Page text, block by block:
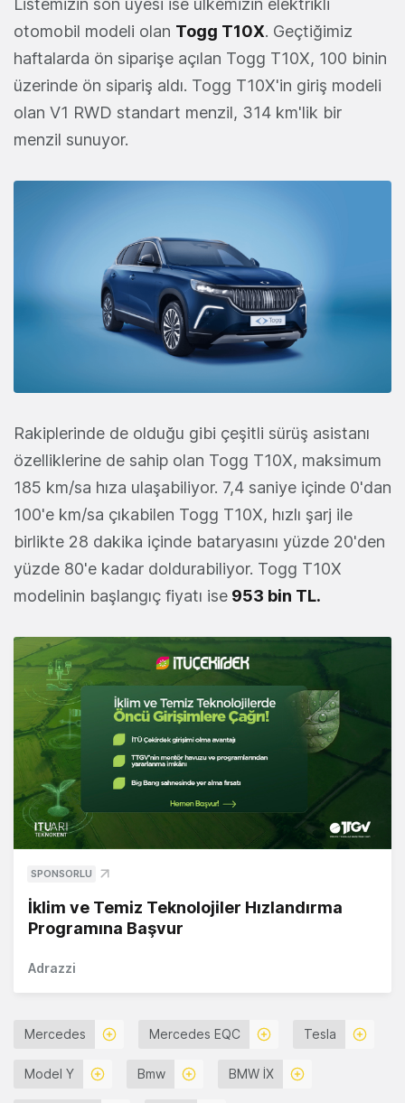
otomobil modeli olan Togg T10X. Geçtiğimiz
haftalarda ön siparişe açılan Togg T10X, 100 binin
üzerinde ön sipariş aldı. Togg T10X'in giriş modeli
olan V1 RWD standart menzil, 314 km'lik bir
menzil sunuyor.
Rakiplerinde de olduğu gibi çeşitli sürüş asistanı
özelliklerine de sahip olan Togg T10X, maksimum
185 km/sa hıza ulaşabiliyor. 7,4 saniye içinde 0'dan
100'e km/sa çıkabilen Togg T10X, hızlı şarj ile
birlikte 28 dakika içinde bataryasını yüzde 20'den
yüzde 80'e kadar doldurabiliyor. Togg T10X
modelinin başlangıç fiyatı ise 953 bin TL.
SPONSORLU
İklim ve Temiz Teknolojiler Hızlandırma
Programına Başvur
Adrazzi
Mercedes Mercedes EQC Tesla
Model Y Bmw BMW İX